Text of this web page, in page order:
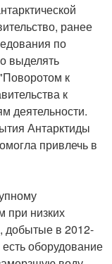
ранее
по
выделять
к
к
деятельности.
Антарктиды
привлечь в
при низких
добытые в 2012-
оборудование